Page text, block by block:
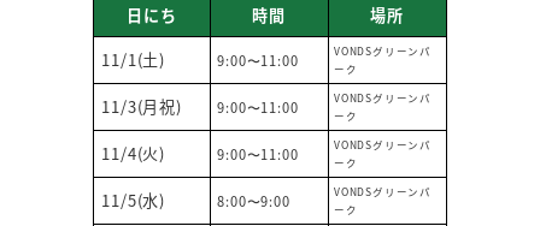
日にち 時間
場所
11/1(土)
9:00〜11:00
VONDSグリーンパ
ーク
11/3(月祝) 9:00〜11:00
VONDSグリーンパ
ーク
11/4(火) 9:00〜11:00
VONDSグリーンパ
ーク
11/5(水) 8:00〜9:00
VONDSグリーンパ
ーク